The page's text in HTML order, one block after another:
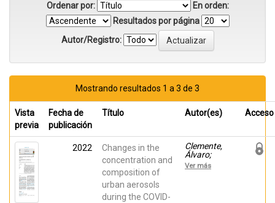
Ordenar por:
En orden:
Resultados por página
Autor/Registro:
Mostrando resultados 1 a 3 de 3
Vista
previa
Fecha de
publicación
Título Autor(es) Acceso
2022
Changes in the
concentration and
composition of
urban aerosols
during the COVID-
Clemente,
Álvaro;
Yubero
Funes,
Ver más